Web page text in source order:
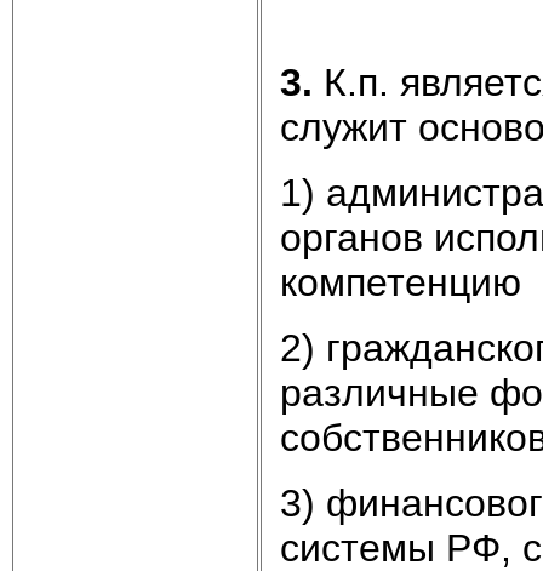
3. К.п.
служит
1)
органов
компетенцию
2)
различные
3)
системы РФ,